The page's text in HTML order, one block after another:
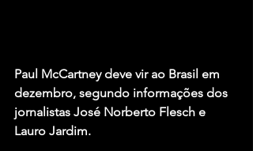
Paul McCartney deve vir ao Brasil em
dezembro, segundo informações dos
jornalistas José Norberto Flesch e
Lauro Jardim.